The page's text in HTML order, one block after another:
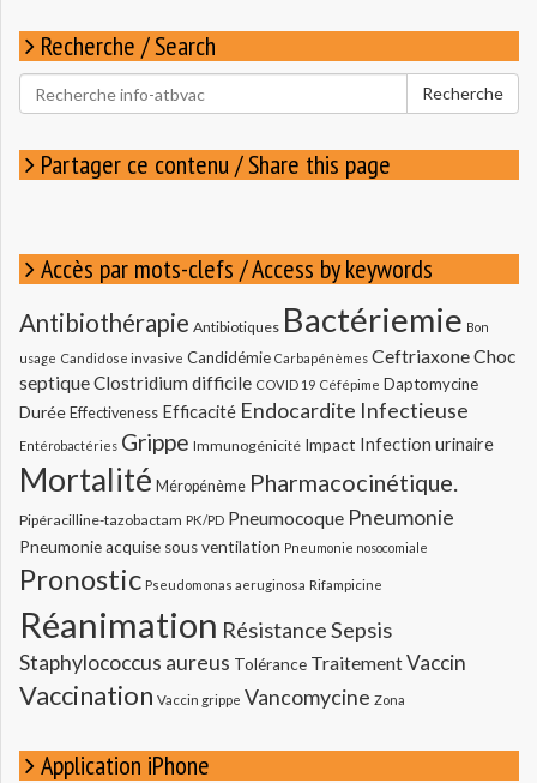
Recherche / Search
Rechercher
pour
Recherche
Partager ce contenu / Share this page
Accès par mots-clefs / Access by keywords
Antibiothérapie Antibiotiques Bactériemie Bon
usage Candidose invasive Candidémie Carbapénèmes CeftriaxoneChoc
septiqueClostridium difficile COVID 19 Céfépime Daptomycine
Durée Effectiveness Efficacité Endocardite Infectieuse
Entérobactéries Grippe Immunogénicité Impact Infection urinaire
Mortalité Méropénème Pharmacocinétique.
Pipéracilline-tazobactam PK/PD Pneumocoque Pneumonie
Pneumonie acquise sous ventilation Pneumonie nosocomiale
Pronostic Pseudomonas aeruginosa Rifampicine
Réanimation RésistanceSepsis
Staphylococcus aureus Tolérance TraitementVaccin
Vaccination Vaccin grippe Vancomycine Zona
Application iPhone